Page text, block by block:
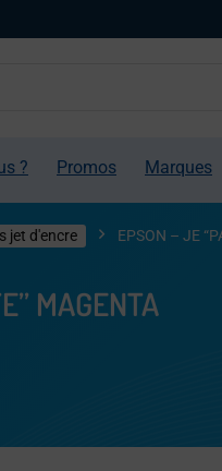
? Promos Marques
jet d'encre EPSON – JE
MAGENTA